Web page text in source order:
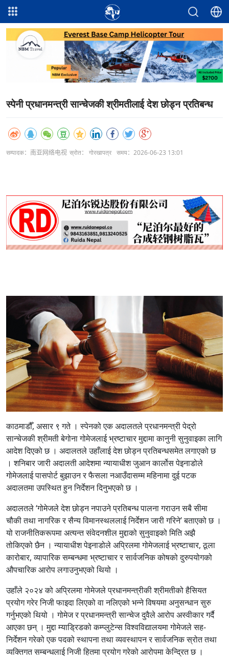
स्पेनी प्रधानमन्त्री सान्चेजकी श्रीमतीलाई देश छोड्न प्रतिबन्ध
सम्पादक：南亚网络电视 स्रोत： गोरखापत्र समय：2026-06-23 13:01
काठमाडौँ, असार ९ गते । स्पेनको एक अदालतले प्रधानमन्त्री पेद्रो
सान्चेजकी श्रीमती बेगोना गोमेजलाई भ्रष्टाचार मुद्दामा कानुनी सुनुवाइका लागि
आदेश दिएको छ । अदालतले उहाँलाई देश छोड्न प्रतिबन्धसमेत लगाएको छ
। शनिबार जारी अदालती आदेशमा न्यायाधीश जुआन कार्लोस पेइनाडोले
गोमेजलाई पासपोर्ट बुझाउन र फैसला नआउँदासम्म महिनामा दुई पटक
अदालतमा उपस्थित हुन निर्देशन दिनुभएको छ ।
अदालतले ‘गोमेजले देश छोड्न नपाउने प्रतिबन्ध पालना गराउन सबै सीमा
चौकी तथा नागरिक र सैन्य विमानस्थललाई निर्देशन जारी गरिने’ बताएको छ ।
यो राजनीतिकरूपमा अत्यन्त संवेदनशील मुद्दाको सुनुवाइको मिति अझै
तोकिएको छैन । न्यायाधीश पेइनाडोले अप्रिलमा गोमेजलाई भ्रष्टाचार, ठूला
कारोबार, व्यापारिक सम्बन्धमा भ्रष्टाचार र सार्वजनिक कोषको दुरुपयोगको
औपचारिक आरोप लगाउनुभएको थियो ।
उहाँले २०२४ को अप्रिलमा गोमेजले प्रधानमन्त्रीकी श्रीमतीको हैसियत
प्रयोग गरेर निजी फाइदा लिएको वा नलिएको भन्ने विषयमा अनुसन्धान सुरु
गर्नुभएको थियो । गोमेज र प्रधानमन्त्री सान्चेज दुवैले आरोप अस्वीकार गर्दै
आएका छन् । मुद्दा म्याड्रिडको कम्प्लुटेन्स विश्वविद्यालयमा गोमेजले सह-
निर्देशन गरेको एक पदको स्थापना तथा व्यवस्थापन र सार्वजनिक स्रोत तथा
व्यक्तिगत सम्बन्धलाई निजी हितमा प्रयोग गरेको आरोपमा केन्द्रित छ ।